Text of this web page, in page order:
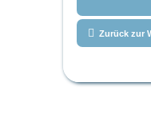
Zurück zur